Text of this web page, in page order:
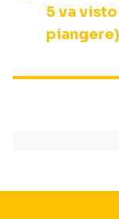
5 va
piangere)